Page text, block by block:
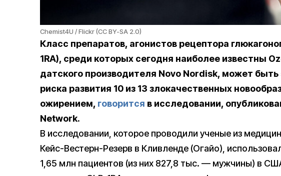
Chemist4U / Flickr (CC BY-SA 2.0)
Класс препаратов, агонистов рецептора
1RA), среди которых сегодня наиболее известны
датского производителя Novo Nordisk, может
риска развития 10 из 13 злокачественных
ожирением, говорится в исследовании,
Network.
В исследовании, которое проводили ученые из
Кейс-Вестерн-Резерв в Кливленде (Огайо),
1,65 млн пациентов (из них 827,8 тыс. — мужчины) в